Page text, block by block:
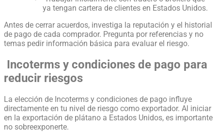
ya tengan cartera de clientes en Estados Unidos.
Antes de cerrar acuerdos, investiga la reputación y el historial
de pago de cada comprador. Pregunta por referencias y no
temas pedir información básica para evaluar el riesgo.
Incoterms y condiciones de pago para
reducir riesgos
La elección de Incoterms y condiciones de pago influye
directamente en tu nivel de riesgo como exportador. Al iniciar
en la exportación de plátano a Estados Unidos, es importante
no sobreexponerte.